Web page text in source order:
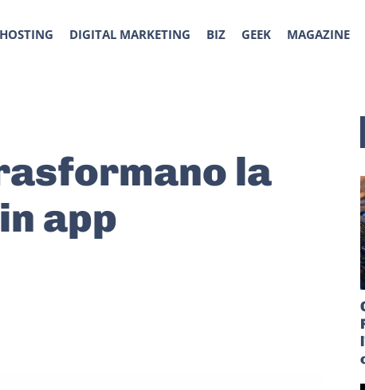
HOSTING DIGITAL MARKETING BIZ GEEK MAGAZINE
la
app